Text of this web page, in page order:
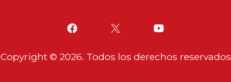
Copyright © 2026. Todos los derechos reservados